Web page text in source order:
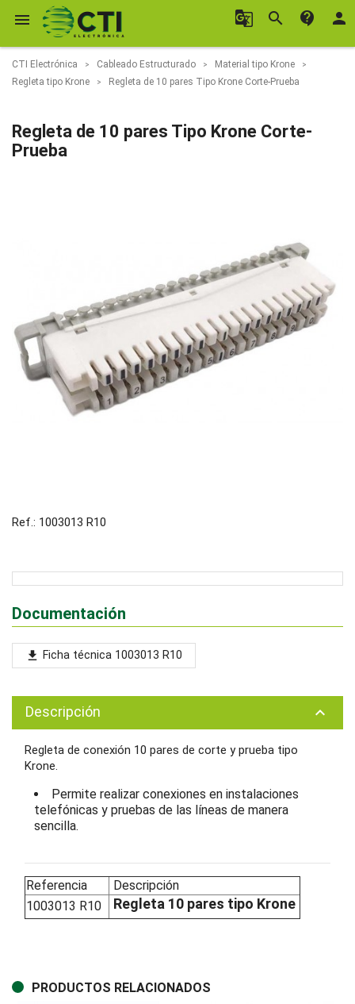
 g_translate search contact_support person
CTI Electrónica Cableado Estructurado
Material tipo Krone
Regleta tipo Krone
Regleta de 10 pares Tipo Krone Corte-Prueba
Regleta de 10 pares Tipo Krone Corte-
Prueba
Ref.: 1003013 R10
Documentación
file_download Ficha técnica 1003013 R10
Descripción keyboard_arrow_up
Regleta de conexión 10 pares de corte y prueba tipo
Krone.
Permite realizar conexiones en instalaciones
telefónicas y pruebas de las líneas de manera
sencilla.
Referencia
Descripción
1003013 R10
Regleta 10 pares tipo Krone
PRODUCTOS RELACIONADOS